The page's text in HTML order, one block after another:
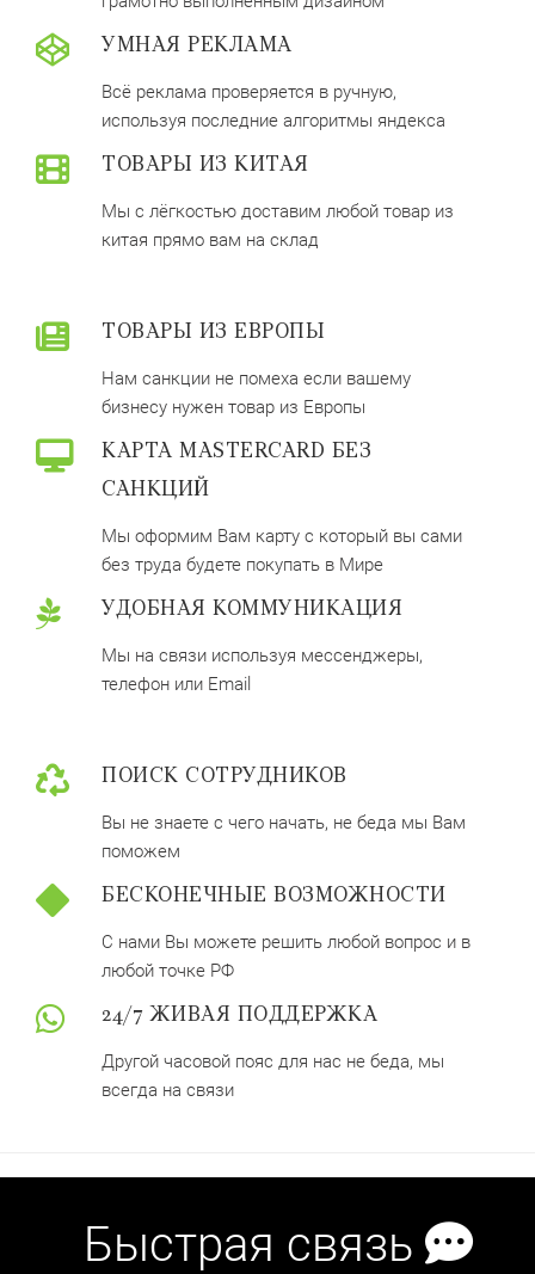
УМНАЯ РЕКЛАМА
Всё реклама проверяется в ручную,
используя последние алгоритмы яндекса
ТОВАРЫ ИЗ КИТАЯ
Мы с лёгкостью доставим любой товар из
китая прямо вам на склад
ТОВАРЫ ИЗ ЕВРОПЫ
Нам санкции не помеха если вашему
бизнесу нужен товар из Европы
КАРТА MASTERCARD БЕЗ
САНКЦИЙ
Мы оформим Вам карту с который вы сами
без труда будете покупать в Мире
УДОБНАЯ КОММУНИКАЦИЯ
Мы на связи используя мессенджеры,
телефон или Email
ПОИСК СОТРУДНИКОВ
Вы не знаете с чего начать, не беда мы Вам
поможем
БЕСКОНЕЧНЫЕ ВОЗМОЖНОСТИ
С нами Вы можете решить любой вопрос и в
любой точке РФ
24/7 ЖИВАЯ ПОДДЕРЖКА
Другой часовой пояс для нас не беда, мы
всегда на связи
Быстрая связь